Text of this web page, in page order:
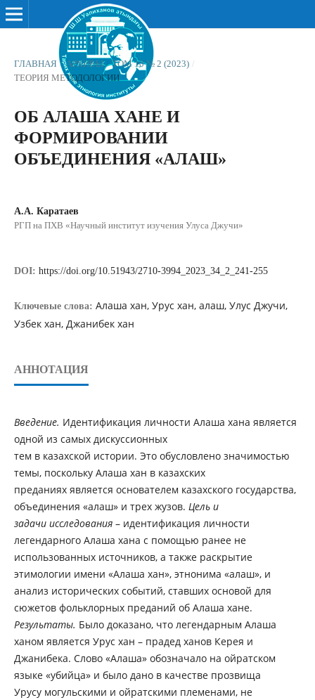
ГЛАВНАЯ / АРХИВЫ / ТОМ 10 № 2 (2023) /
ТЕОРИЯ МЕТОДОЛОГИИ
ОБ АЛАША ХАНЕ И
ФОРМИРОВАНИИ
ОБЪЕДИНЕНИЯ «АЛАШ»
А.А. Каратаев
РГП на ПХВ «Научный институт изучения Улуса Джучи»
DOI: https://doi.org/10.51943/2710-3994_2023_34_2_241-255
Ключевые слова: Алаша хан, Урус хан, алаш, Улус Джучи,
Узбек хан, Джанибек хан
АННОТАЦИЯ
Введение. Идентификация личности Алаша хана является
одной из самых дискуссионных
тем в казахской истории. Это обусловлено значимостью
темы, поскольку Алаша хан в казахских
преданиях является основателем казахского государства,
объединения «алаш» и трех жузов. Цель и
задачи исследования– идентификация личности
легендарного Алаша хана с помощью ранее не
использованных источников, а также раскрытие
этимологии имени «Алаша хан», этнонима «алаш», и
анализ исторических событий, ставших основой для
сюжетов фольклорных преданий об Алаша хане.
Результаты. Было доказано, что легендарным Алаша
ханом является Урус хан – прадед ханов Керея и
Джанибека. Слово «Алаша» обозначало на ойратском
языке «убийца» и было дано в качестве прозвища
Урусу могульскими и ойратскими племенами, не